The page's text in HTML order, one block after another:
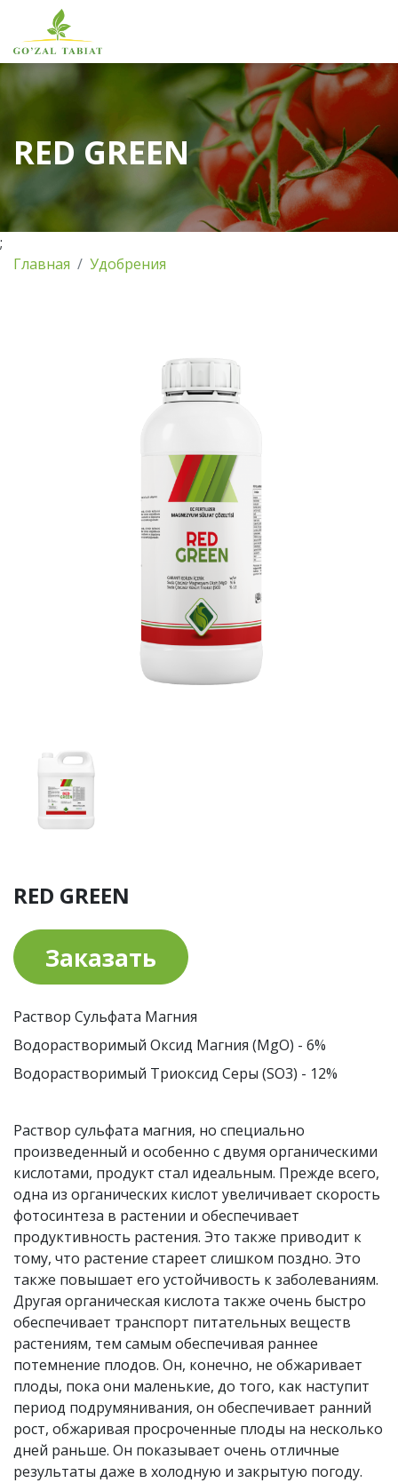
RED GREEN
;
Главная
Удобрения
RED GREEN
Заказать
Раствор Сульфата Магния
Водорастворимый Оксид Магния (MgO) - 6%
Водорастворимый Триоксид Серы (SO3) - 12%
Раствор сульфата магния, но специально
произведенный и особенно с двумя органическими
кислотами, продукт стал идеальным. Прежде всего,
одна из органических кислот увеличивает скорость
фотосинтеза в растении и обеспечивает
продуктивность растения. Это также приводит к
тому, что растение стареет слишком поздно. Это
также повышает его устойчивость к заболеваниям.
Другая органическая кислота также очень быстро
обеспечивает транспорт питательных веществ
растениям, тем самым обеспечивая раннее
потемнение плодов. Он, конечно, не обжаривает
плоды, пока они маленькие, до того, как наступит
период подрумянивания, он обеспечивает ранний
рост, обжаривая просроченные плоды на несколько
дней раньше. Он показывает очень отличные
результаты даже в холодную и закрытую погоду.